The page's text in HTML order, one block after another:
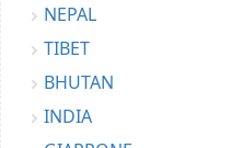
NEPAL
TIBET
BHUTAN
INDIA